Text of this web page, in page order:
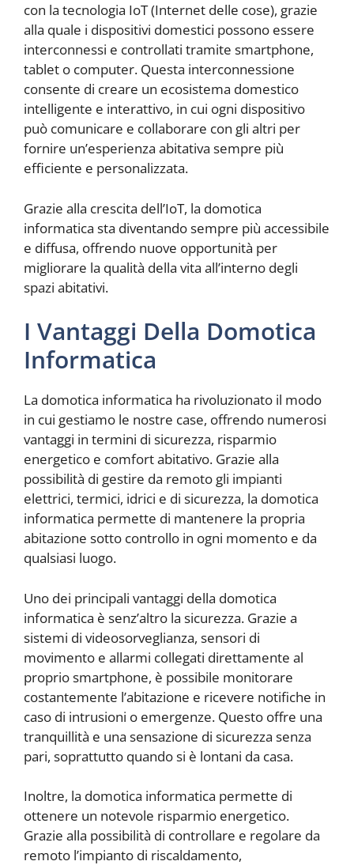
con la tecnologia IoT (Internet delle cose), grazie
alla quale i dispositivi domestici possono essere
interconnessi e controllati tramite smartphone,
tablet o computer. Questa interconnessione
consente di creare un ecosistema domestico
intelligente e interattivo, in cui ogni dispositivo
può comunicare e collaborare con gli altri per
fornire un’esperienza abitativa sempre più
efficiente e personalizzata.
Grazie alla crescita dell’IoT, la domotica
informatica sta diventando sempre più accessibile
e diffusa, offrendo nuove opportunità per
migliorare la qualità della vita all’interno degli
spazi abitativi.
I Vantaggi Della Domotica
Informatica
La domotica informatica ha rivoluzionato il modo
in cui gestiamo le nostre case, offrendo numerosi
vantaggi in termini di sicurezza, risparmio
energetico e comfort abitativo. Grazie alla
possibilità di gestire da remoto gli impianti
elettrici, termici, idrici e di sicurezza, la domotica
informatica permette di mantenere la propria
abitazione sotto controllo in ogni momento e da
qualsiasi luogo.
Uno dei principali vantaggi della domotica
informatica è senz’altro la sicurezza. Grazie a
sistemi di videosorveglianza, sensori di
movimento e allarmi collegati direttamente al
proprio smartphone, è possibile monitorare
costantemente l’abitazione e ricevere notifiche in
caso di intrusioni o emergenze. Questo offre una
tranquillità e una sensazione di sicurezza senza
pari, soprattutto quando si è lontani da casa.
Inoltre, la domotica informatica permette di
ottenere un notevole risparmio energetico.
Grazie alla possibilità di controllare e regolare da
remoto l’impianto di riscaldamento,